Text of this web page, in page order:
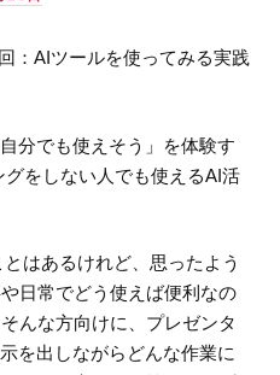
：AIツールを使ってみる実践
分でも使えそう」を体験す
をしない人でも使えるAI活
はあるけれど、思ったよう
日常でどう使えば便利なの
んな方向けに、プレゼンタ
を出しながらどんな作業に